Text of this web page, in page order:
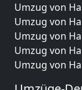
Umzug von
Umzug von
Umzug von
Umzug von
Umzug von